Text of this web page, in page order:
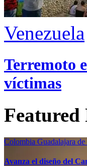
Venezuela
Terremoto
víctimas
Featured
Colombia Guadalajara de
Avanza el diseño del